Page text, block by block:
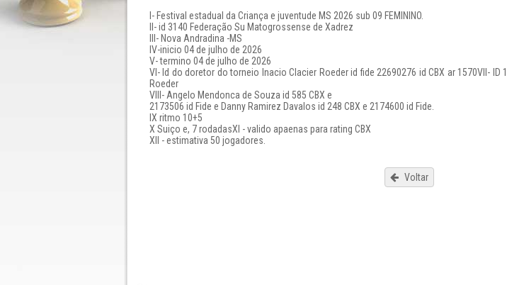
l- Festival estadual da Criança e juventude MS 2026 sub 09 FEMININO.
ll- id 3140 Federação Su Matogrossense de Xadrez
lll- Nova Andradina -MS
lV-inicio 04 de julho de 2026
V- termino 04 de julho de 2026
Vl- Id do doretor do torneio Inacio Clacier Roeder id fide 22690276 id CBX ar 1570Vll- ID
Roeder
Vlll- Angelo Mendonca de Souza id 585 CBX e
2173506 id Fide e Danny Ramirez Davalos id 248 CBX e 2174600 id Fide.
lX ritmo 10+5
X Suiço e, 7 rodadasXl - valido apaenas para rating CBX
Xll - estimativa 50 jogadores.
Voltar